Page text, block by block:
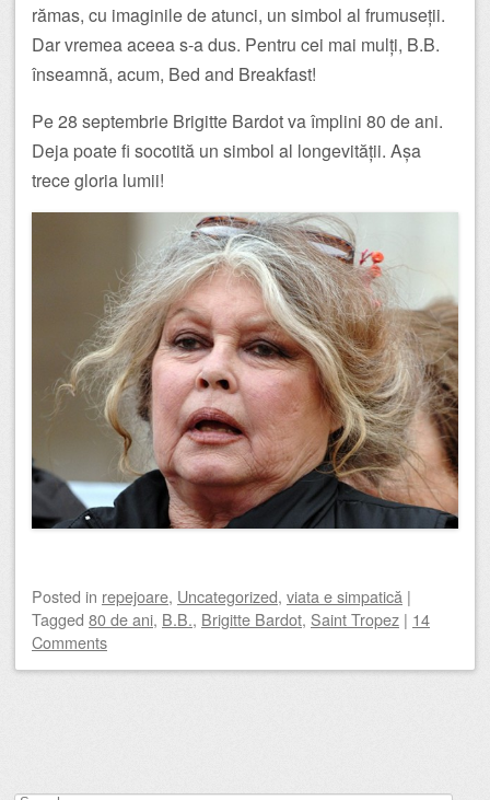
rămas, cu imaginile de atunci, un simbol al frumuseții.
Dar vremea aceea s-a dus. Pentru cei mai mulți, B.B.
înseamnă, acum, Bed and Breakfast!
Pe 28 septembrie Brigitte Bardot va împlini 80 de ani.
Deja poate fi socotită un simbol al longevității. Așa
trece gloria lumii!
Posted in repejoare, Uncategorized, viata e simpatică |
Tagged 80 de ani, B.B., Brigitte Bardot, Saint Tropez | 14
Comments